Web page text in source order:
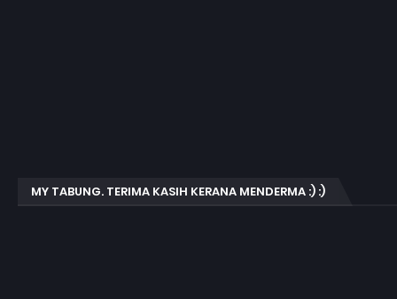
MY TABUNG. TERIMA KASIH KERANA MENDERMA :) :)